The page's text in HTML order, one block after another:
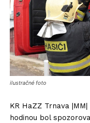
ilustračné foto
KR HaZZ Trnava
hodinou bol